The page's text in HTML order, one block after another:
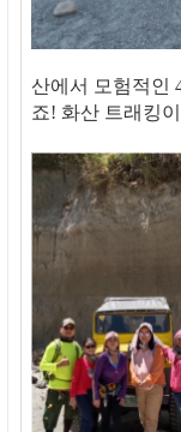
산에서 모험적인
죠! 화산 트래킹